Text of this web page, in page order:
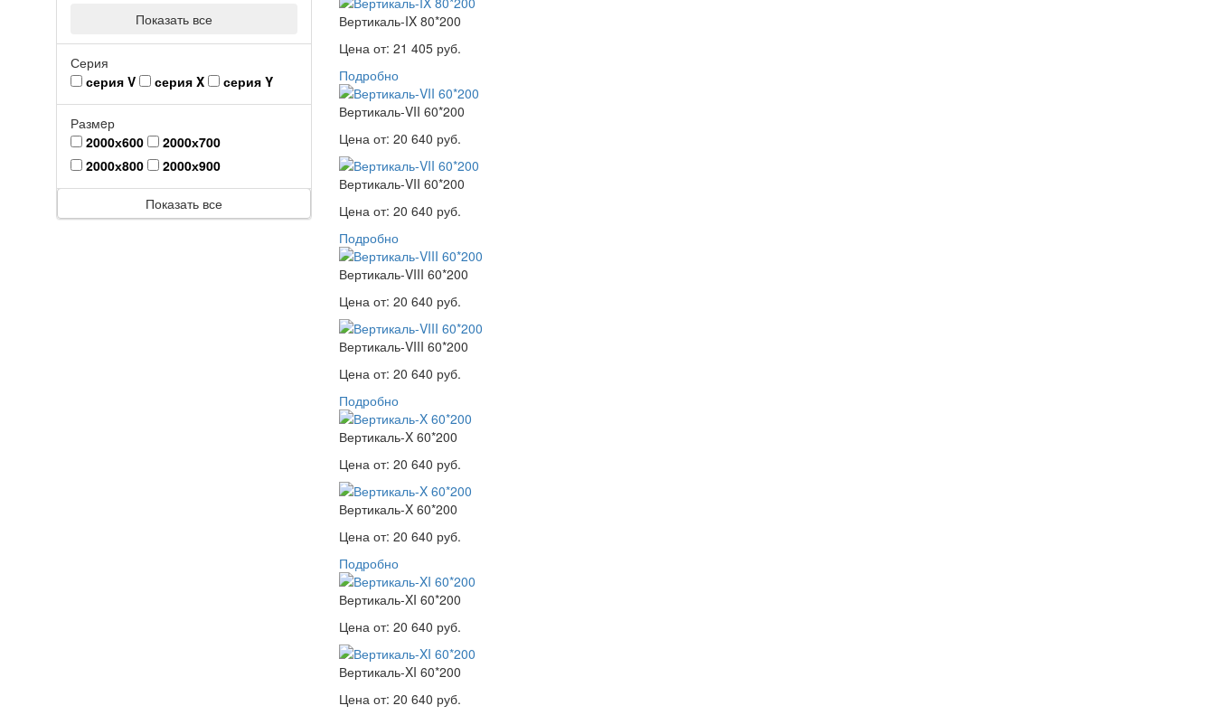
Показать все
Серия
серия V
серия X серия Y
Размeр
2000х600
2000х700
2000х800
2000х900
Показать все
Вертикаль-IX 80*200
Цена от: 21 405 руб.
Подробно
Вертикаль-VII 60*200
Цена от: 20 640 руб.
Вертикаль-VII 60*200
Цена от: 20 640 руб.
Подробно
Вертикаль-VIII 60*200
Цена от: 20 640 руб.
Вертикаль-VIII 60*200
Цена от: 20 640 руб.
Подробно
Вертикаль-X 60*200
Цена от: 20 640 руб.
Вертикаль-X 60*200
Цена от: 20 640 руб.
Подробно
Вертикаль-XI 60*200
Цена от: 20 640 руб.
Вертикаль-XI 60*200
Цена от: 20 640 руб.